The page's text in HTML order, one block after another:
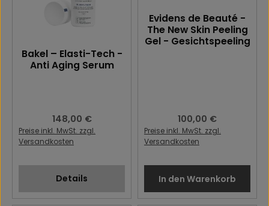
Bakel – Elasti-Tech -
Anti Aging Serum
Regulärer Preis:
148,00 €
Preise inkl. MwSt. zzgl.
Versandkosten
Details
Evidens de Beauté -
The New Skin Peeling
Gel - Gesichtspeeling
Regulärer Preis:
100,00 €
Preise inkl. MwSt. zzgl.
Versandkosten
In den Warenkorb